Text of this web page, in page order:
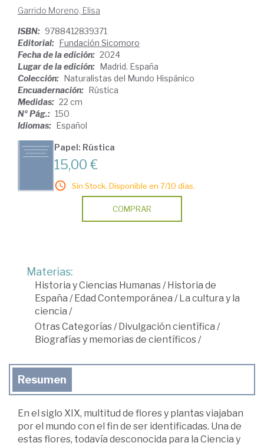
Garrido Moreno, Elisa
ISBN: 9788412839371
Editorial: Fundación Sicomoro
Fecha de la edición: 2024
Lugar de la edición: Madrid. España
Colección: Naturalistas del Mundo Hispánico
Encuadernación: Rústica
Medidas: 22 cm
Nº Pág.: 150
Idiomas: Español
Papel: Rústica
15,00 €
Sin Stock. Disponible en 7/10 días.
COMPRAR
Materias:
Historia y Ciencias Humanas/Historia de
España /Edad Contemporánea /La cultura y la
ciencia /
Otras Categorías/Divulgación científica /
Biografías y memorias de científicos/
Resumen
En el siglo XIX, multitud de flores y plantas viajaban
por el mundo con el fin de ser identificadas. Una de
estas flores, todavía desconocida para la Ciencia y